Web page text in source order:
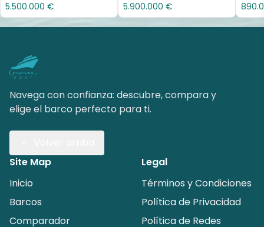
5.500.000 € 5.900.000 €
Navega con confianza: descubre, compara y
elige el barco perfecto para ti.
Site Map
Inicio
Barcos
Comparador
Legal
Términos y Condiciones
Política de Privacidad
Política de Redes